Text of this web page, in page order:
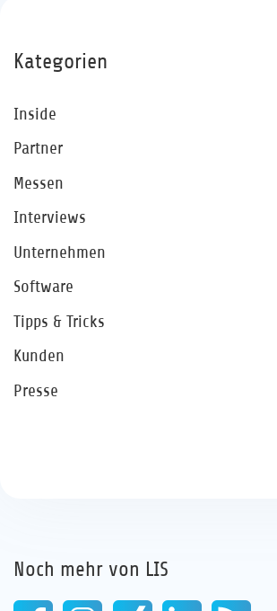
Kategorien
Inside
Partner
Messen
Interviews
Unternehmen
Software
Tipps & Tricks
Kunden
Presse
Noch mehr von LIS